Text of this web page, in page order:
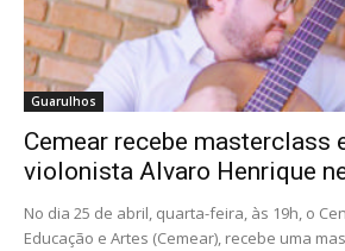
Guarulhos
Cemear recebe masterclass
violonista Alvaro Henrique
No dia 25 de abril, quarta-feira, às 19h, o
Educação e Artes (Cemear), recebe uma